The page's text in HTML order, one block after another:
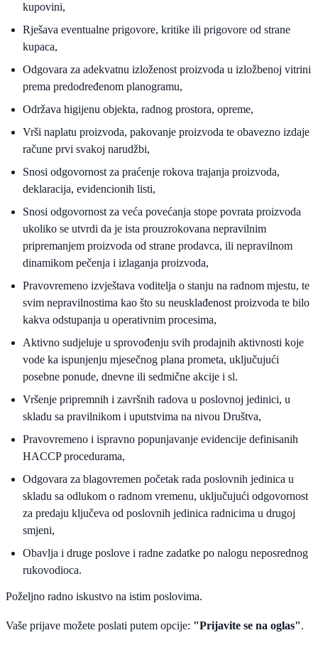
kupovini,
Rješava eventualne prigovore, kritike ili prigovore od strane
kupaca,
Odgovara za adekvatnu izloženost proizvoda u izložbenoj vitrini
prema predodređenom planogramu,
Održava higijenu objekta, radnog prostora, opreme,
Vrši naplatu proizvoda, pakovanje proizvoda te obavezno izdaje
račune prvi svakoj narudžbi,
Snosi odgovornost za praćenje rokova trajanja proizvoda,
deklaracija, evidencionih listi,
Snosi odgovornost za veća povećanja stope povrata proizvoda
ukoliko se utvrdi da je ista prouzrokovana nepravilnim
pripremanjem proizvoda od strane prodavca, ili nepravilnom
dinamikom pečenja i izlaganja proizvoda,
Pravovremeno izvještava voditelja o stanju na radnom mjestu, te
svim nepravilnostima kao što su neusklađenost proizvoda te bilo
kakva odstupanja u operativnim procesima,
Aktivno sudjeluje u sprovođenju svih prodajnih aktivnosti koje
vode ka ispunjenju mjesečnog plana prometa, uključujući
posebne ponude, dnevne ili sedmične akcije i sl.
Vršenje pripremnih i završnih radova u poslovnoj jedinici, u
skladu sa pravilnikom i uputstvima na nivou Društva,
Pravovremeno i ispravno popunjavanje evidencije definisanih
HACCP procedurama,
Odgovara za blagovremen početak rada poslovnih jedinica u
skladu sa odlukom o radnom vremenu, uključujući odgovornost
za predaju ključeva od poslovnih jedinica radnicima u drugoj
smjeni,
Obavlja i druge poslove i radne zadatke po nalogu neposrednog
rukovodioca.
Poželjno radno iskustvo na istim poslovima.
Vaše prijave možete poslati putem opcije: "Prijavite se na oglas".